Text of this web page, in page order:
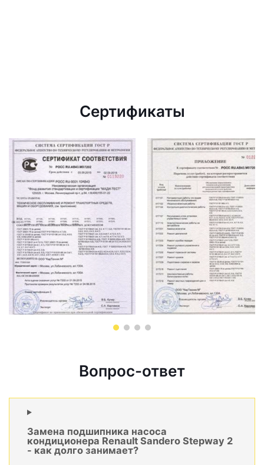
Сертификаты
Вопрос-ответ
Замена подшипника насоса
кондиционера Renault Sandero Stepway 2
- как долго занимает?